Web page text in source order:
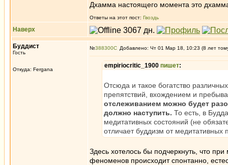
Дхамма настоящего момента это
Ответы на этот пост: Гвоздь
Наверх
Буддист
Гость
Откуда: Fergana
№388300 Добавлено: Чт 01 Мар 18, 10:23 (8 лет
empiriocritic_1900 пишет:
Отсюда и такое богатство
препятствий, вхождением и
отслеживанием можно будет
должно наступить. То есть, в
медитативных состояний (не
отличает буддизм от медитативных
Здесь хотелось бы подчеркнуть, что
феноменов происходит спонтанно,